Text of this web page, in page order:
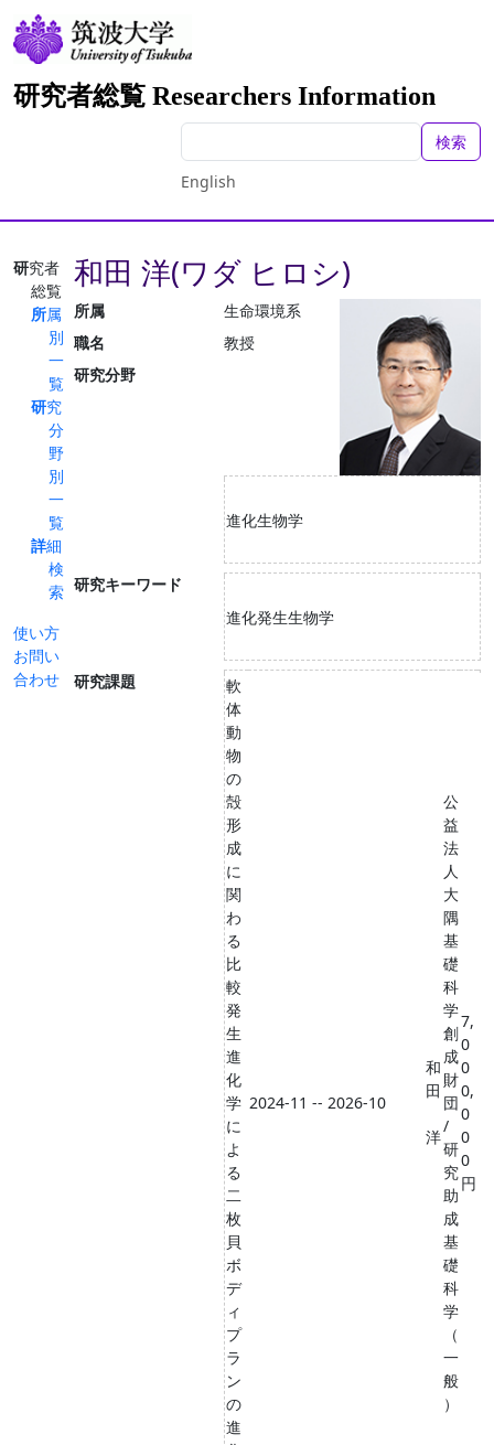
研究者総覧 Researchers Information
検索
English
研究者
総覧
所属
別
一
覧
研究
分
野
別
一
覧
詳細
検
索
使い方
お問い
合わせ
和田 洋(ワダ ヒロシ)
所属
生命環境系
職名
教授
研究分野
進化生物学
研究キーワード
進化発生生物学
研究課題
軟
体
動
物
の
殻
形
成
に
関
わ
る
比
較
発
生
進
化
学
に
よ
る
二
枚
貝
ボ
デ
ィ
プ
ラ
ン
の
進
2024-11 -- 2026-10
和
田
洋
公
益
法
人
大
隅
基
礎
科
学
創
成
財
団
/
研
究
助
成
基
礎
科
学
（
一
般
）
7,
0
0
0,
0
0
0
円